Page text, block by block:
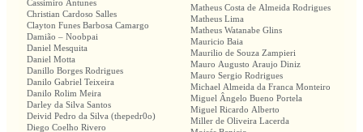
Cassimiro Antunes
Christian Cardoso Salles
Clayton Funes Barbosa Camargo
Damião – Noobpai
Daniel Mesquita
Daniel Motta
Danillo Borges Rodrigues
Danilo Gabriel Teixeira
Danilo Rolim Meira
Darley da Silva Santos
Deivid Pedro da Silva (thepedr0o)
Diego Coelho Rivero
Matheus Costa de Almeida Rodrigues
Matheus Lima
Matheus Watanabe Glins
Mauricio Baia
Maurilio de Souza Zampieri
Mauro Augusto Araujo Diniz
Mauro Sergio Rodrigues
Michael Almeida da Franca Monteiro
Miguel Ângelo Bueno Portela
Miguel Ricardo Alberto
Miller de Oliveira Lacerda